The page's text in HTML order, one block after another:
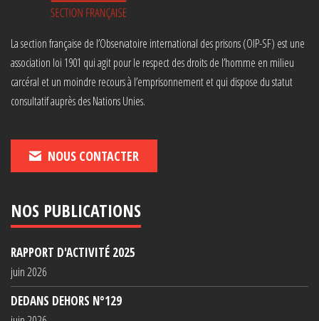
La section française de l’Observatoire international des prisons (OIP-SF) est une
association loi 1901 qui agit pour le respect des droits de l’homme en milieu
carcéral et un moindre recours à l’emprisonnement et qui dispose du statut
consultatif auprès des Nations Unies.
NOUS CONTACTER
NOS PUBLICATIONS
RAPPORT D'ACTIVITÉ 2025
juin 2026
DEDANS DEHORS N°129